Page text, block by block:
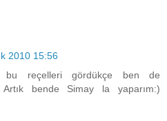
2010 15:56
bu reçelleri gördükçe ben de
Artık bende Simay la yaparım:)